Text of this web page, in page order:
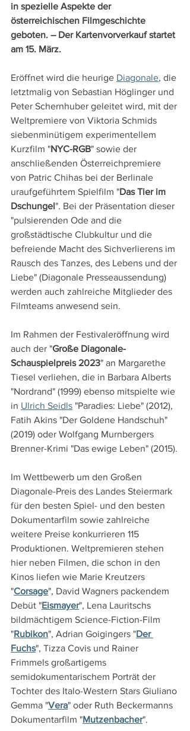
in spezielle Aspekte der
österreichischen Filmgeschichte
geboten. – Der Kartenvorverkauf startet
am 15. März.
Eröffnet wird die heurige Diagonale, die
letztmalig von Sebastian Höglinger und
Peter Schernhuber geleitet wird, mit der
Weltpremiere von Viktoria Schmids
siebenminütigem experimentellem
Kurzfilm "NYC-RGB" sowie der
anschließenden Österreichpremiere
von Patric Chihas bei der Berlinale
uraufgeführtem Spielfilm "Das Tier im
Dschungel". Bei der Präsentation dieser
"pulsierenden Ode and die
großstädtische Clubkultur und die
befreiende Macht des Sichverlierens im
Rausch des Tanzes, des Lebens und der
Liebe" (Diagonale Presseaussendung)
werden auch zahlreiche Mitglieder des
Filmteams anwesend sein.
Im Rahmen der Festivaleröffnung wird
auch der "Große Diagonale-
Schauspielpreis 2023" an Margarethe
Tiesel verliehen, die in Barbara Alberts
"Nordrand" (1999) ebenso mitspielte wie
in Ulrich Seidls "Paradies: Liebe" (2012),
Fatih Akins "Der Goldene Handschuh"
(2019) oder Wolfgang Murnbergers
Brenner-Krimi "Das ewige Leben" (2015).
Im Wettbewerb um den Großen
Diagonale-Preis des Landes Steiermark
für den besten Spiel- und den besten
Dokumentarfilm sowie zahlreiche
weitere Preise konkurrieren 115
Produktionen. Weltpremieren stehen
hier neben Filmen, die schon in den
Kinos liefen wie Marie Kreutzers
"Corsage", David Wagners packendem
Debüt "Eismayer", Lena Lauritschs
bildmächtigem Science-Fiction-Film
"Rubikon", Adrian Goigingers "Der
Fuchs", Tizza Covis und Rainer
Frimmels großartigems
semidokumentarischem Porträt der
Tochter des Italo-Western Stars Giuliano
Gemma "Vera" oder Ruth Beckermanns
Dokumentarfilm "Mutzenbacher".